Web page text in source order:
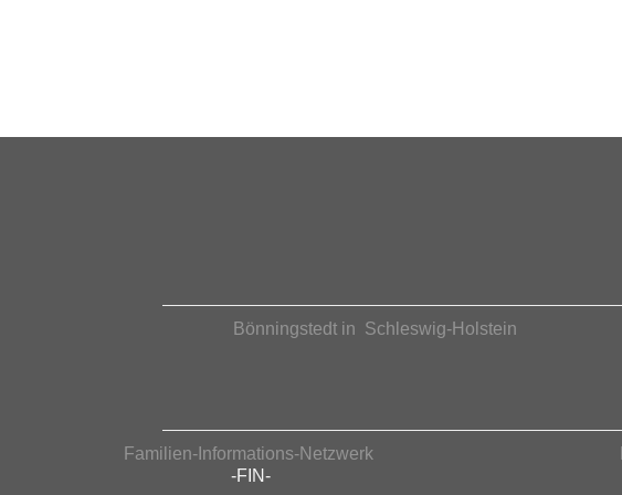
Bönningstedt in Schleswig-Holstein
Familien-Informations-Netzwerk
-FIN-